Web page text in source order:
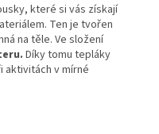
které si vás získají
Ten je tvořen
na těle. Ve složení
Díky tomu tepláky
v mírné